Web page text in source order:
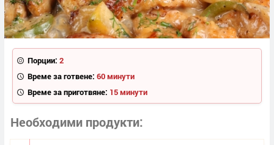
Порции: 2
Време за готвене: 60 минути
Време за приготвяне: 15 минути
Необходими продукти